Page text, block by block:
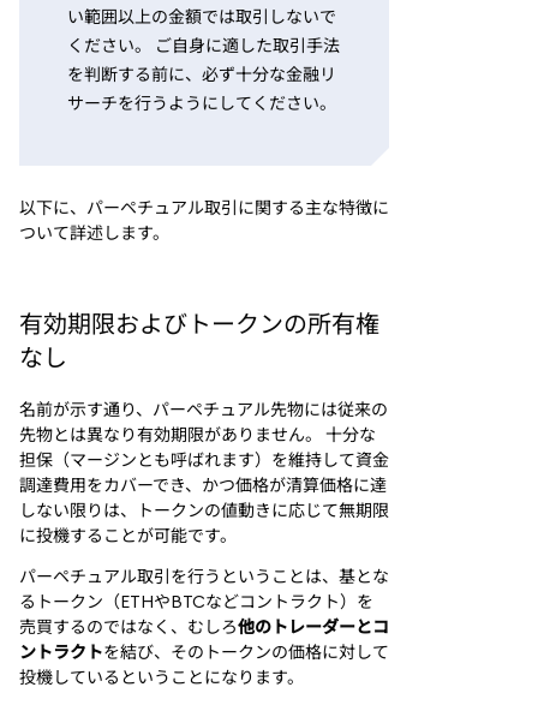
い範囲以上の金額では取引しないで
ください。 ご自身に適した取引手法
を判断する前に、必ず十分な金融リ
サーチを行うようにしてください。
以下に、パーペチュアル取引に関する主な特徴に
ついて詳述します。
有効期限およびトークンの所有権
なし
名前が示す通り、パーペチュアル先物には従来の
先物とは異なり有効期限がありません。 十分な
担保（マージンとも呼ばれます）を維持して資金
調達費用をカバーでき、かつ価格が清算価格に達
しない限りは、トークンの値動きに応じて無期限
に投機することが可能です。
パーペチュアル取引を行うということは、基とな
るトークン（ETHやBTCなどコントラクト）を
売買するのではなく、むしろ他のトレーダーとコ
ントラクトを結び、そのトークンの価格に対して
投機しているということになります。